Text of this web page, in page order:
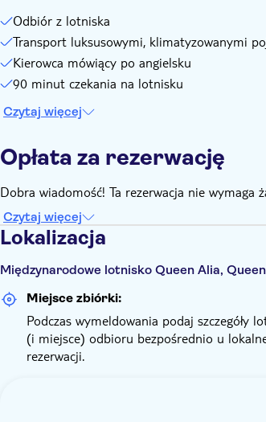
Odbiór z lotniska
Transport luksusowymi, klimatyzowanymi
Kierowca mówiący po angielsku
90 minut czekania na lotnisku
Czytaj więcej
Opłata za rezerwację
Dobra wiadomość! Ta rezerwacja nie wymaga
Czytaj więcej
Lokalizacja
Międzynarodowe lotnisko Queen Alia,
Miejsce zbiórki:
Podczas wymeldowania podaj
(i miejsce) odbioru bezpośrednio u
rezerwacji.